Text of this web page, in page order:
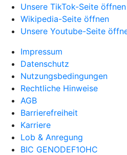
Unsere TikTok-Seite öffnen
Wikipedia-Seite öffnen
Unsere Youtube-Seite
Impressum
Datenschutz
Nutzungsbedingungen
Rechtliche Hinweise
AGB
Barrierefreiheit
Karriere
Lob & Anregung
BIC GENODEF1OHC